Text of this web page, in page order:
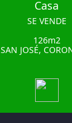
Casa
SE VENDE
126m2
SAN JOSÉ,